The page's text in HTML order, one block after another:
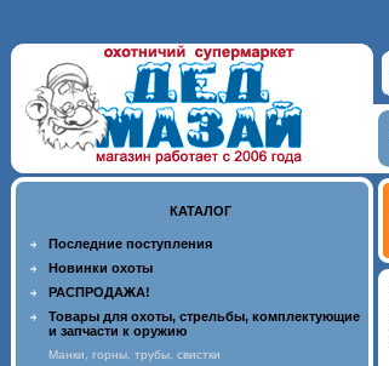
КАТАЛОГ
Последние поступления
Новинки охоты
РАСПРОДАЖА!
Товары для охоты, стрельбы, комплектующие
и запчасти к оружию
Манки, горны, трубы, свистки